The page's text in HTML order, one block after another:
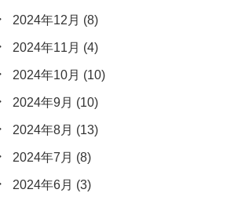
2024年12月 (8)
2024年11月 (4)
2024年10月 (10)
2024年9月 (10)
2024年8月 (13)
2024年7月 (8)
2024年6月 (3)